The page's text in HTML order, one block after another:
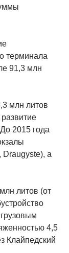
терминала
91,3 млн
млн литов
2015 года
Draugyste), а
литов (от
4,5
Клайпедский